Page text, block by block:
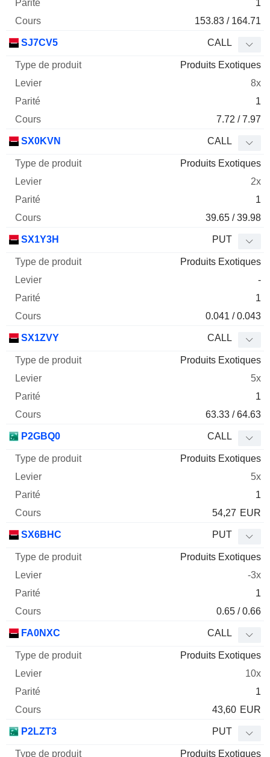
1
153.83 / 164.71
SJ7CV5 CALL
Produits Exotiques
8x
1
7.72 / 7.97
SX0KVN CALL
Produits Exotiques
2x
1
39.65 / 39.98
SX1Y3H PUT
Produits Exotiques
-
1
0.041 / 0.043
SX1ZVY CALL
Produits Exotiques
5x
1
63.33 / 64.63
P2GBQ0 CALL
Produits Exotiques
5x
1
54,27 EUR
SX6BHC PUT
Produits Exotiques
-3x
1
0.65 / 0.66
FA0NXC CALL
Produits Exotiques
10x
1
43,60 EUR
P2LZT3 PUT
Produits Exotiques